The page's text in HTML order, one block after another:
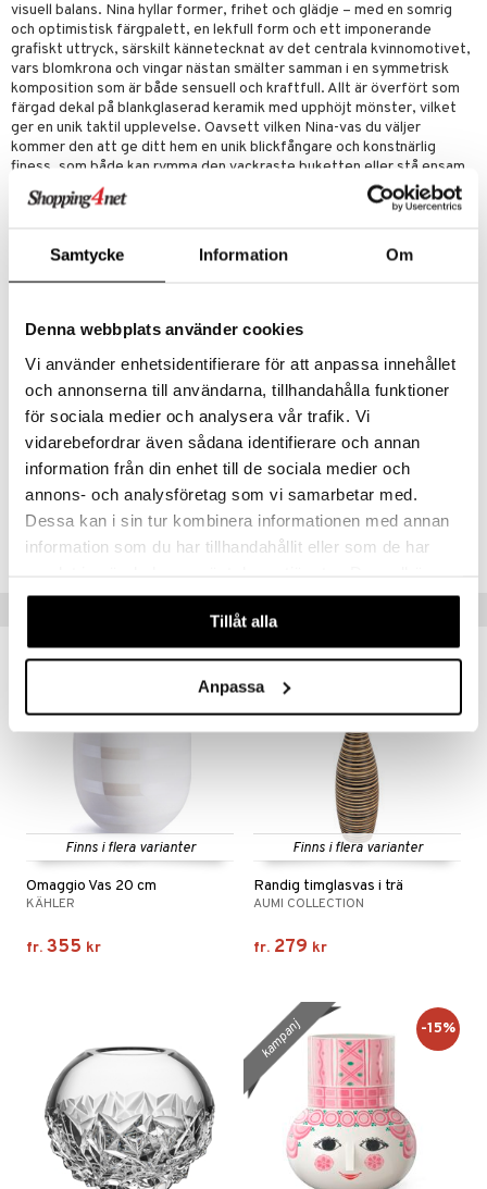
Samtycke Information Om
Denna webbplats använder cookies
Vi använder enhetsidentifierare för att anpassa innehållet
och annonserna till användarna, tillhandahålla funktioner
för sociala medier och analysera vår trafik. Vi
vidarebefordrar även sådana identifierare och annan
information från din enhet till de sociala medier och
annons- och analysföretag som vi samarbetar med.
Dessa kan i sin tur kombinera informationen med annan
information som du har tillhandahållit eller som de har
våra cookies vid fortsatt användande av vår webbplats.
Tillåt alla
Anpassa
visuell balans. Nina hyllar former, frihet och glädje – med en somrig
och optimistisk färgpalett, en lekfull form och ett imponerande
grafiskt uttryck, särskilt kännetecknat av det centrala kvinnomotivet,
vars blomkrona och vingar nästan smälter samman i en symmetrisk
komposition som är både sensuell och kraftfull. Allt är överfört som
färgad dekal på blankglaserad keramik med upphöjt mönster, vilket
ger en unik taktil upplevelse. Oavsett vilken Nina-vas du väljer
kommer den att ge ditt hem en unik blickfångare och konstnärlig
finess, som både kan rymma den vackraste buketten eller stå ensam
– helt naken. Och utstråla den djupaste kärlek till allt det som gör oss
till dem vi är. Bjørn Wiinblad var en livsglad konstnär med en stor och
annorlunda – och hylla skönheten i det som sticker ut. Den själen lever
fullt ut vidare i Nina, som med sin drömska utstrålning och färgstarka
styrka bjuder in oss att göra plats för glädje – och att vara oss själva.
Bredd 14 cm
Djup 7,5 cm
Artikelnr
IUD70-1-XX
Lägsta pris senaste 30 dagarna: 539 kr
Populära produkter
Finns i flera varianter
Omaggio Vas 20 cm
KÄHLER
fr. 355 kr
Finns i flera varianter
Randig timglasvas i trä
AUMI COLLECTION
fr. 279 kr
kampanj -15%